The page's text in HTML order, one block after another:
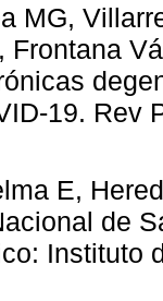
MG,
Frontana
19. Rev
E,
de
Instituto